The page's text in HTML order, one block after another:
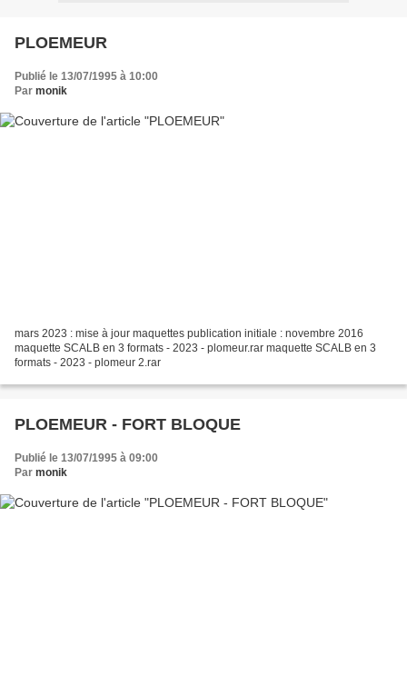
PLOEMEUR
Publié le 13/07/1995 à 10:00
Par monik
mars 2023 : mise à jour maquettes publication initiale : novembre 2016
maquette SCALB en 3 formats - 2023 - plomeur.rar maquette SCALB en 3
formats - 2023 - plomeur 2.rar
PLOEMEUR - FORT BLOQUE
Publié le 13/07/1995 à 09:00
Par monik